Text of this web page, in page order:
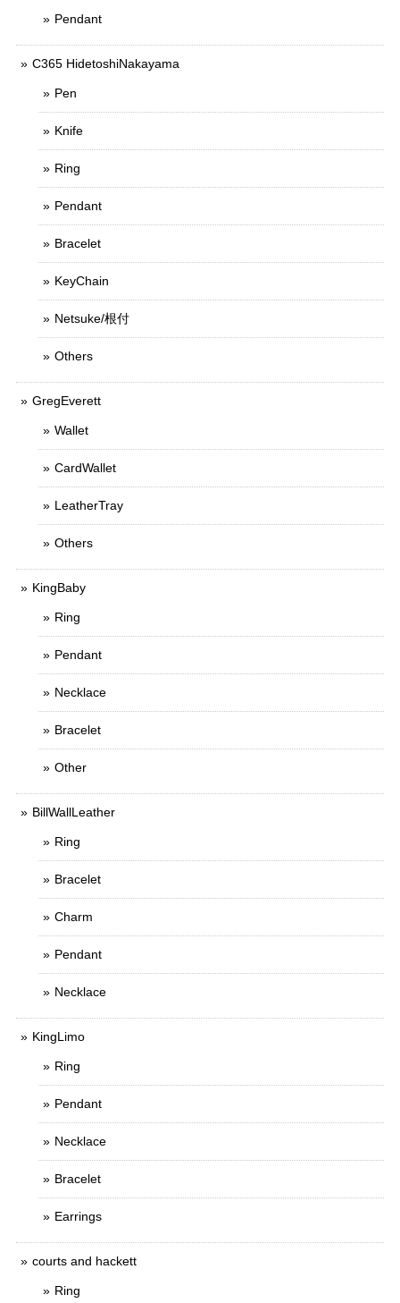
Pendant
C365 HidetoshiNakayama
Pen
Knife
Ring
Pendant
Bracelet
KeyChain
Netsuke/根付
Others
GregEverett
Wallet
CardWallet
LeatherTray
Others
KingBaby
Ring
Pendant
Necklace
Bracelet
Other
BillWallLeather
Ring
Bracelet
Charm
Pendant
Necklace
KingLimo
Ring
Pendant
Necklace
Bracelet
Earrings
courts and hackett
Ring